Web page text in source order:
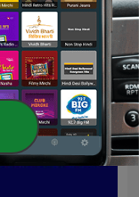
Premchand -
Gaban